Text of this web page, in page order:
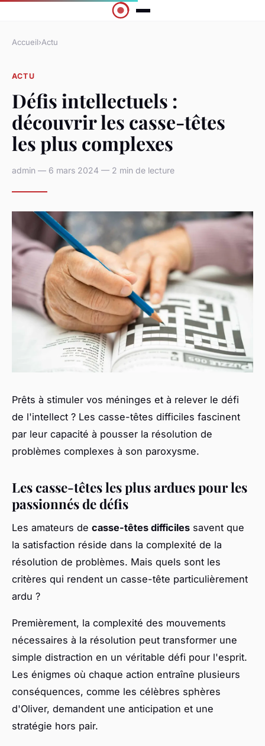
Accueil›Actu
ACTU
Défis intellectuels :
découvrir les casse-têtes
les plus complexes
admin — 6 mars 2024 — 2 min de lecture
Prêts à stimuler vos méninges et à relever le défi
de l'intellect ? Les casse-têtes difficiles fascinent
par leur capacité à pousser la résolution de
problèmes complexes à son paroxysme.
Les casse-têtes les plus ardues pour les
passionnés de défis
Les amateurs de casse-têtes difficiles savent que
la satisfaction réside dans la complexité de la
résolution de problèmes. Mais quels sont les
critères qui rendent un casse-tête particulièrement
ardu ?
Premièrement, la complexité des mouvements
nécessaires à la résolution peut transformer une
simple distraction en un véritable défi pour l'esprit.
Les énigmes où chaque action entraîne plusieurs
conséquences, comme les célèbres sphères
d'Oliver, demandent une anticipation et une
stratégie hors pair.